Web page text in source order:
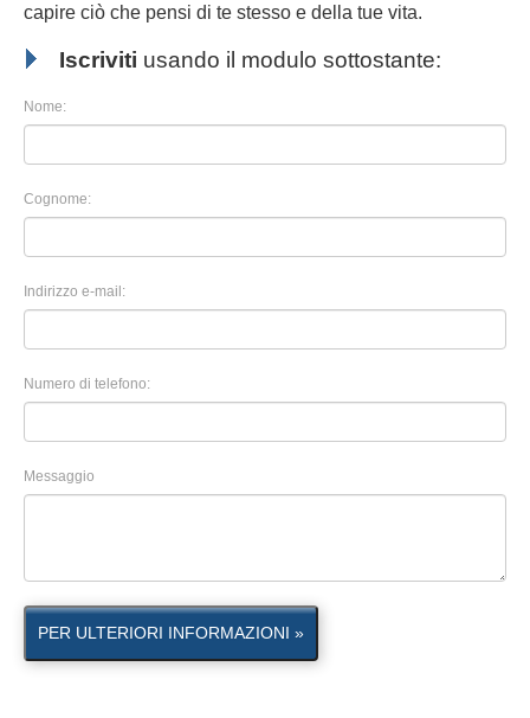
capire ciò che pensi di te stesso e della tue vita.
Iscriviti usando il modulo sottostante:
Nome:
Cognome:
Indirizzo e-mail:
Numero di telefono:
Messaggio
PER ULTERIORI INFORMAZIONI »